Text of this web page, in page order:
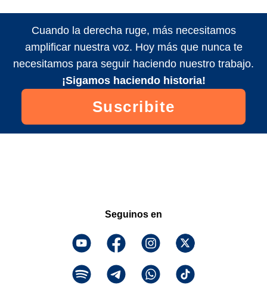
Cuando la derecha ruge, más necesitamos
amplificar nuestra voz. Hoy más que nunca te
necesitamos para seguir haciendo nuestro trabajo.
¡Sigamos haciendo historia!
Suscribite
Seguinos en